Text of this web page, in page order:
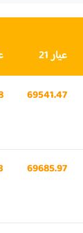
عيار 21
69541.47
69685.97